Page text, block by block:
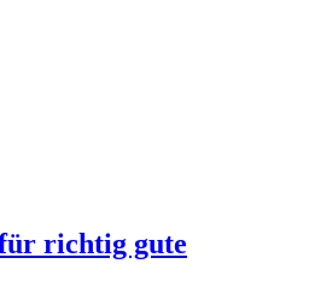
richtig gute